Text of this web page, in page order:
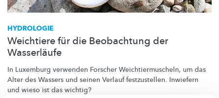
HYDROLOGIE
Weichtiere für die Beobachtung der
Wasserläufe
In Luxemburg verwenden Forscher Weichtiermuscheln, um das
Alter des Wassers und seinen Verlauffestzustellen. Inwiefern
und wieso ist das wichtig?